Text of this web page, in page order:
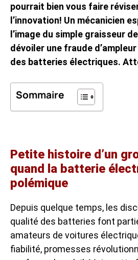
pourrait bien vous faire
l’innovation! Un mécanicien
l’image du simple graisseur
dévoiler une fraude
des batteries électriques.
Sommaire
Petite histoire d’un
quand la batterie
polémique
Depuis quelque temps, les
qualité des batteries font
amateurs de voitures
fiabilité, promesses